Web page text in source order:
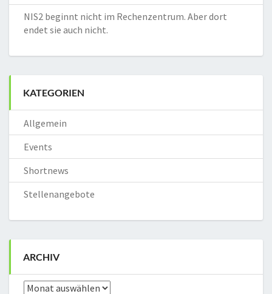
NIS2 beginnt nicht im Rechenzentrum. Aber dort
endet sie auch nicht.
KATEGORIEN
Allgemein
Events
Shortnews
Stellenangebote
ARCHIV
Archiv